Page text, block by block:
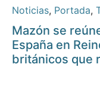
Noticias, Portada,
Mazón se
España en
británicos que